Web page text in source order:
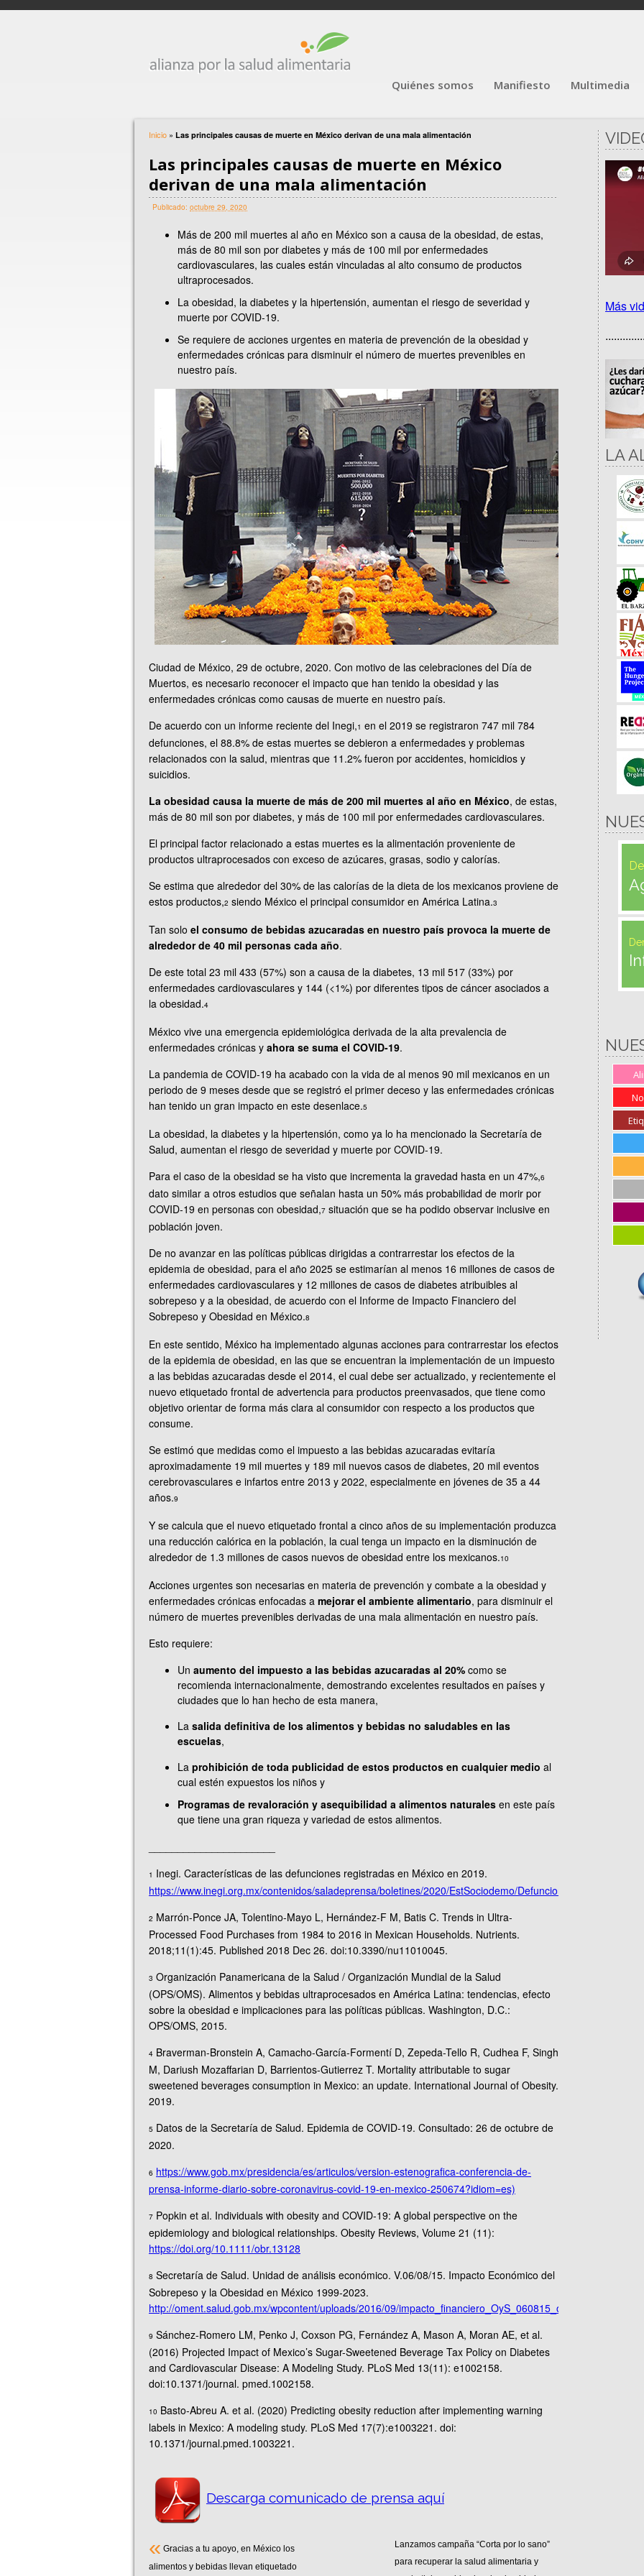
Quiénes somos Manifiesto Multimedia
Inicio » Las principales causas de muerte en México derivan de una mala alimentación
Las principales causas de muerte en México
derivan de una mala alimentación
Publicado: octubre 29, 2020
Más de 200 mil muertes al año en México son a causa de la obesidad, de estas,
más de 80 mil son por diabetes y más de 100 mil por enfermedades
cardiovasculares, las cuales están vinculadas al alto consumo de productos
ultraprocesados.
La obesidad, la diabetes y la hipertensión, aumentan el riesgo de severidad y
muerte por COVID-19.
Se requiere de acciones urgentes en materia de prevención de la obesidad y
enfermedades crónicas para disminuir el número de muertes prevenibles en
nuestro país.
Ciudad de México, 29 de octubre, 2020. Con motivo de las celebraciones del Día de
Muertos, es necesario reconocer el impacto que han tenido la obesidad y las
enfermedades crónicas como causas de muerte en nuestro país.
De acuerdo con un informe reciente del Inegi,1 en el 2019 se registraron 747 mil 784
defunciones, el 88.8% de estas muertes se debieron a enfermedades y problemas
relacionados con la salud, mientras que 11.2% fueron por accidentes, homicidios y
suicidios.
La obesidad causa la muerte de más de 200 mil muertes al año en México, de estas,
más de 80 mil son por diabetes, y más de 100 mil por enfermedades cardiovasculares.
El principal factor relacionado a estas muertes es la alimentación proveniente de
productos ultraprocesados con exceso de azúcares, grasas, sodio y calorías.
Se estima que alrededor del 30% de las calorías de la dieta de los mexicanos proviene de
estos productos,2 siendo México el principal consumidor en América Latina.3
Tan solo el consumo de bebidas azucaradas en nuestro país provoca la muerte de
alrededor de 40 mil personas cada año.
De este total 23 mil 433 (57%) son a causa de la diabetes, 13 mil 517 (33%) por
enfermedades cardiovasculares y 144 (<1%) por diferentes tipos de cáncer asociados a
la obesidad.4
México vive una emergencia epidemiológica derivada de la alta prevalencia de
enfermedades crónicas y ahora se suma el COVID-19.
La pandemia de COVID-19 ha acabado con la vida de al menos 90 mil mexicanos en un
periodo de 9 meses desde que se registró el primer deceso y las enfermedades crónicas
han tenido un gran impacto en este desenlace.5
La obesidad, la diabetes y la hipertensión, como ya lo ha mencionado la Secretaría de
Salud, aumentan el riesgo de severidad y muerte por COVID-19.
Para el caso de la obesidad se ha visto que incrementa la gravedad hasta en un 47%,6
dato similar a otros estudios que señalan hasta un 50% más probabilidad de morir por
COVID-19 en personas con obesidad,7 situación que se ha podido observar inclusive en
población joven.
De no avanzar en las políticas públicas dirigidas a contrarrestar los efectos de la
epidemia de obesidad, para el año 2025 se estimarían al menos 16 millones de casos de
enfermedades cardiovasculares y 12 millones de casos de diabetes atribuibles al
sobrepeso y a la obesidad, de acuerdo con el Informe de Impacto Financiero del
Sobrepeso y Obesidad en México.8
En este sentido, México ha implementado algunas acciones para contrarrestar los efectos
de la epidemia de obesidad, en las que se encuentran la implementación de un impuesto
a las bebidas azucaradas desde el 2014, el cual debe ser actualizado, y recientemente el
nuevo etiquetado frontal de advertencia para productos preenvasados, que tiene como
objetivo orientar de forma más clara al consumidor con respecto a los productos que
consume.
Se estimó que medidas como el impuesto a las bebidas azucaradas evitaría
aproximadamente 19 mil muertes y 189 mil nuevos casos de diabetes, 20 mil eventos
cerebrovasculares e infartos entre 2013 y 2022, especialmente en jóvenes de 35 a 44
años.9
Y se calcula que el nuevo etiquetado frontal a cinco años de su implementación produzca
una reducción calórica en la población, la cual tenga un impacto en la disminución de
alrededor de 1.3 millones de casos nuevos de obesidad entre los mexicanos.10
Acciones urgentes son necesarias en materia de prevención y combate a la obesidad y
enfermedades crónicas enfocadas a mejorar el ambiente alimentario, para disminuir el
número de muertes prevenibles derivadas de una mala alimentación en nuestro país.
Esto requiere:
Un aumento del impuesto a las bebidas azucaradas al 20% como se
recomienda internacionalmente, demostrando excelentes resultados en países y
ciudades que lo han hecho de esta manera,
La salida definitiva de los alimentos y bebidas no saludables en las
escuelas,
La prohibición de toda publicidad de estos productos en cualquier medio al
cual estén expuestos los niños y
Programas de revaloración y asequibilidad a alimentos naturales en este país
que tiene una gran riqueza y variedad de estos alimentos.
1 Inegi. Características de las defunciones registradas en México en 2019.
https://www.inegi.org.mx/contenidos/saladeprensa/boletines/2020/EstSociodemo/
2 Marrón-Ponce JA, Tolentino-Mayo L, Hernández-F M, Batis C. Trends in Ultra-
Processed Food Purchases from 1984 to 2016 in Mexican Households. Nutrients.
2018;11(1):45. Published 2018 Dec 26. doi:10.3390/nu11010045.
3 Organización Panamericana de la Salud / Organización Mundial de la Salud
(OPS/OMS). Alimentos y bebidas ultraprocesados en América Latina: tendencias, efecto
sobre la obesidad e implicaciones para las políticas públicas. Washington, D.C.:
OPS/OMS, 2015.
4 Braverman-Bronstein A, Camacho-García-Formentí D, Zepeda-Tello R, Cudhea F, Singh
M, Dariush Mozaffarian D, Barrientos-Gutierrez T. Mortality attributable to sugar
sweetened beverages consumption in Mexico: an update. International Journal of Obesity.
2019.
5 Datos de la Secretaría de Salud. Epidemia de COVID-19. Consultado: 26 de octubre de
2020.
6 https://www.gob.mx/presidencia/es/articulos/version-estenografica-conferencia-de-
prensa-informe-diario-sobre-coronavirus-covid-19-en-mexico-250674?idiom=es)
7 Popkin et al. Individuals with obesity and COVID-19: A global perspective on the
epidemiology and biological relationships. Obesity Reviews, Volume 21 (11):
https://doi.org/10.1111/obr.13128
8 Secretaría de Salud. Unidad de análisis económico. V.06/08/15. Impacto Económico del
Sobrepeso y la Obesidad en México 1999-2023.
http://oment.salud.gob.mx/wpcontent/uploads/2016/09/impacto_financiero_OyS_060815_oment.pdf
9 Sánchez-Romero LM, Penko J, Coxson PG, Fernández A, Mason A, Moran AE, et al.
(2016) Projected Impact of Mexico’s Sugar-Sweetened Beverage Tax Policy on Diabetes
and Cardiovascular Disease: A Modeling Study. PLoS Med 13(11): e1002158.
doi:10.1371/journal. pmed.1002158.
10 Basto-Abreu A. et al. (2020) Predicting obesity reduction after implementing warning
labels in Mexico: A modeling study. PLoS Med 17(7):e1003221. doi:
10.1371/journal.pmed.1003221.
Descarga comunicado de prensa aquí
Lanzamos campaña “Corta por lo sano”
para recuperar la salud alimentaria y
« Gracias a tu apoyo, en México los
alimentos y bebidas llevan etiquetado
Más
LA